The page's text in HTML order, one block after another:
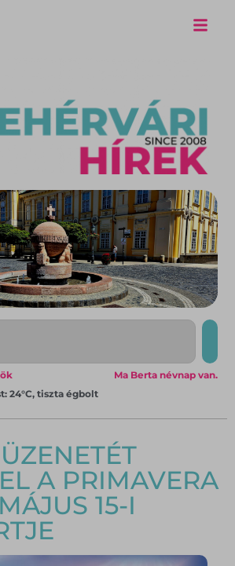
Ma Berta névnap van.
24°C, tiszta égbolt
A PRIMAVERA
15-I